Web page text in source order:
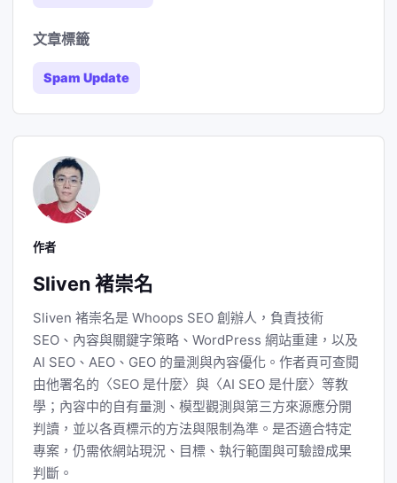
文章標籤
Spam Update
作者
Sliven 褚崇名
Sliven 褚崇名是 Whoops SEO 創辦人，負責技術
SEO、內容與關鍵字策略、WordPress 網站重建，以及
AI SEO、AEO、GEO 的量測與內容優化。作者頁可查閱
由他署名的〈SEO 是什麼〉與〈AI SEO 是什麼〉等教
學；內容中的自有量測、模型觀測與第三方來源應分開
判讀，並以各頁標示的方法與限制為準。是否適合特定
專案，仍需依網站現況、目標、執行範圍與可驗證成果
判斷。